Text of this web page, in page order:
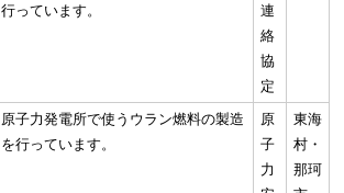
行っています。
連
絡
協
定
原子力発電所で使うウラン燃料の製造
を行っています。
原
子
力
東海
村・
那珂